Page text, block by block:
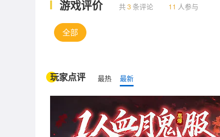
游戏评价 共3 条评论 11 人参与
全部
玩家点评 最热 最新